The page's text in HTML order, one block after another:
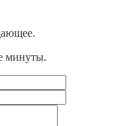
минуты.